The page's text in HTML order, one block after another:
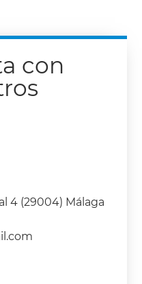
con
4 (29004) Málaga